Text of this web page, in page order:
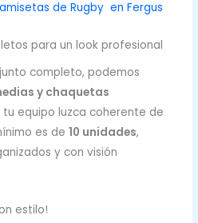
de Rugby en Fergus
para un look profesional
completo, podemos
y chaquetas
equipo luzca coherente de
es de10 unidades,
y con visión
estilo!